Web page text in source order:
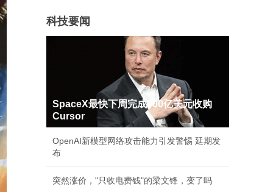
科技要闻
SpaceX最快下周完成600亿美元收购
Cursor
OpenAI新模型网络攻击能力引发警惕 延期发
布
突然涨价，"只收电费钱"的梁文锋，变了吗